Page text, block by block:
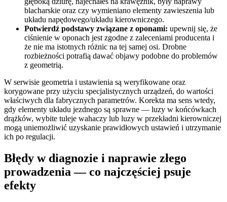
blacharskie oraz czy wymieniano elementy zawieszenia lub
układu napędowego/układu kierowniczego.
Potwierdź podstawy związane z oponami: upewnij się, że
ciśnienie w oponach jest zgodne z zaleceniami producenta i
że nie ma istotnych różnic na tej samej osi. Drobne
rozbieżności potrafią dawać objawy podobne do problemów
z geometrią.
W serwisie geometria i ustawienia są weryfikowane oraz
korygowane przy użyciu specjalistycznych urządzeń, do wartości
właściwych dla fabrycznych parametrów. Korekta ma sens wtedy,
gdy elementy układu jezdnego są sprawne — luzy w końcówkach
drążków, wybite tuleje wahaczy lub luzy w przekładni kierowniczej
mogą uniemożliwić uzyskanie prawidłowych ustawień i utrzymanie
ich po regulacji.
Błędy w diagnozie i naprawie złego
prowadzenia — co najczęściej psuje
efekty